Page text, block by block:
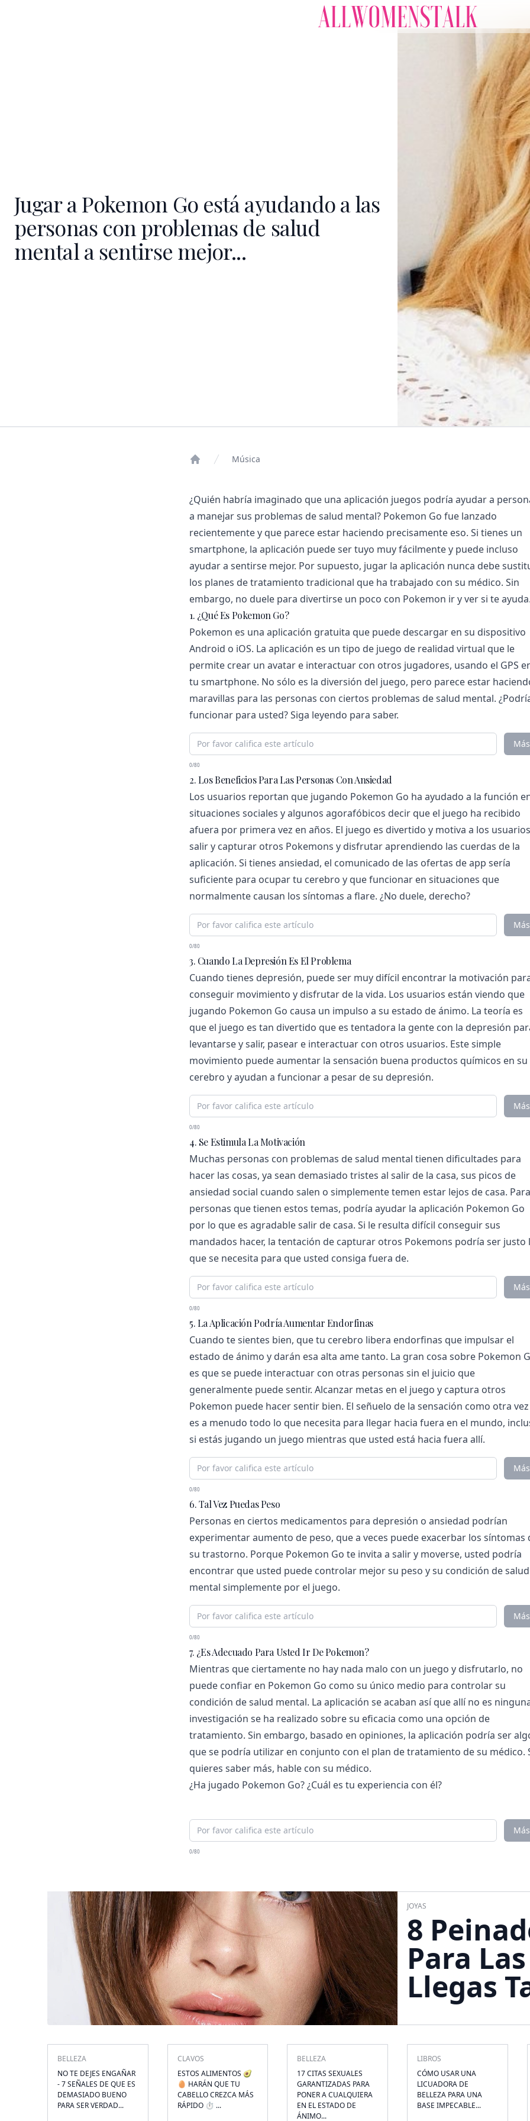
Jugar a Pokemon Go está ayudando a las
personas con problemas de salud
mental a sentirse mejor...
Música
¿Quién habría imaginado que una aplicación juegos podría ayudar a
a manejar sus problemas de salud mental? Pokemon Go fue lanzado
recientemente y que parece estar haciendo precisamente eso. Si tienes un
smartphone, la aplicación puede ser tuyo muy fácilmente y puede incluso
ayudar a sentirse mejor. Por supuesto, jugar la aplicación nunca debe
los planes de tratamiento tradicional que ha trabajado con su médico. Sin
embargo, no duele para divertirse un poco con Pokemon ir y ver si te
1. ¿Qué Es Pokemon Go?
Pokemon es una aplicación gratuita que puede descargar en su dispositivo
Android o iOS. La aplicación es un tipo de juego de realidad virtual que le
permite crear un avatar e interactuar con otros jugadores, usando el GPS
tu smartphone. No sólo es la diversión del juego, pero parece estar
maravillas para las personas con ciertos problemas de salud mental.
funcionar para usted? Siga leyendo para saber.
Más
0/80
2. Los Beneficios Para Las Personas Con Ansiedad
Los usuarios reportan que jugando Pokemon Go ha ayudado a la función
situaciones sociales y algunos agorafóbicos decir que el juego ha recibido
afuera por primera vez en años. El juego es divertido y motiva a los usuarios
salir y capturar otros Pokemons y disfrutar aprendiendo las cuerdas de la
aplicación. Si tienes ansiedad, el comunicado de las ofertas de app sería
suficiente para ocupar tu cerebro y que funcionar en situaciones que
normalmente causan los síntomas a flare. ¿No duele, derecho?
Más
0/80
3. Cuando La Depresión Es El Problema
Cuando tienes depresión, puede ser muy difícil encontrar la motivación
conseguir movimiento y disfrutar de la vida. Los usuarios están viendo que
jugando Pokemon Go causa un impulso a su estado de ánimo. La teoría es
que el juego es tan divertido que es tentadora la gente con la depresión
levantarse y salir, pasear e interactuar con otros usuarios. Este simple
movimiento puede aumentar la sensación buena productos químicos en su
cerebro y ayudan a funcionar a pesar de su depresión.
Más
0/80
4. Se Estimula La Motivación
Muchas personas con problemas de salud mental tienen dificultades para
hacer las cosas, ya sean demasiado tristes al salir de la casa, sus picos de
ansiedad social cuando salen o simplemente temen estar lejos de casa. Para
personas que tienen estos temas, podría ayudar la aplicación Pokemon Go
por lo que es agradable salir de casa. Si le resulta difícil conseguir sus
mandados hacer, la tentación de capturar otros Pokemons podría ser justo
que se necesita para que usted consiga fuera de.
Más
0/80
5. La Aplicación Podría Aumentar Endorfinas
Cuando te sientes bien, que tu cerebro libera endorfinas que impulsar el
estado de ánimo y darán esa alta ame tanto. La gran cosa sobre Pokemon
es que se puede interactuar con otras personas sin el juicio que
generalmente puede sentir. Alcanzar metas en el juego y captura otros
Pokemon puede hacer sentir bien. El señuelo de la sensación como otra vez
es a menudo todo lo que necesita para llegar hacia fuera en el mundo,
si estás jugando un juego mientras que usted está hacia fuera allí.
Más
0/80
6. Tal Vez Puedas Peso
Personas en ciertos medicamentos para depresión o ansiedad podrían
experimentar aumento de peso, que a veces puede exacerbar los síntomas
su trastorno. Porque Pokemon Go te invita a salir y moverse, usted podría
encontrar que usted puede controlar mejor su peso y su condición de salud
mental simplemente por el juego.
Más
0/80
7. ¿es Adecuado Para Usted Ir De Pokemon?
Mientras que ciertamente no hay nada malo con un juego y disfrutarlo, no
puede confiar en Pokemon Go como su único medio para controlar su
condición de salud mental. La aplicación se acaban así que allí no es
investigación se ha realizado sobre su eficacia como una opción de
tratamiento. Sin embargo, basado en opiniones, la aplicación podría ser
que se podría utilizar en conjunto con el plan de tratamiento de su médico.
quieres saber más, hable con su médico.
¿Ha jugado Pokemon Go? ¿Cuál es tu experiencia con él?
Más
0/80
JOYAS
8
Para
Llegas
BELLEZA
NO TE DEJES ENGAÑAR
- 7 SEÑALES DE QUE ES
DEMASIADO BUENO
PARA SER VERDAD...
CLAVOS
ESTOS ALIMENTOS 🥑
🥚 HARÁN QUE TU
CABELLO CREZCA MÁS
RÁPIDO ⏱ ...
BELLEZA
17 CITAS SEXUALES
GARANTIZADAS PARA
PONER A CUALQUIERA
EN EL ESTADO DE
ÁNIMO...
LIBROS
CÓMO USAR UNA
LICUADORA DE
BELLEZA PARA UNA
BASE IMPECABLE...